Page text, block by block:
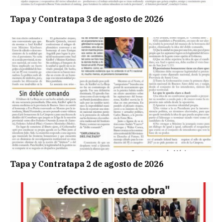
Tapa y Contratapa 3 de agosto de 2026
Tapa y Contratapa 2 de agosto de 2026